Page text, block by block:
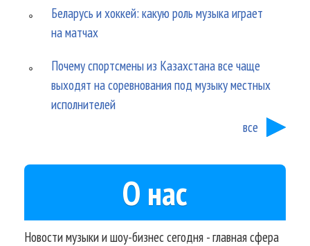
Беларусь и хоккей: какую роль музыка играет
на матчах
Почему спортсмены из Казахстана все чаще
выходят на соревнования под музыку местных
исполнителей
все
О нас
Новости музыки и шоу-бизнес сегодня - главная сфера